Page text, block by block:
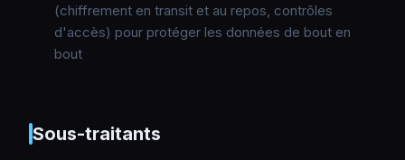
(chiffrement en transit et au repos, contrôles
d'accès) pour protéger les données de bout en
bout
Sous-traitants